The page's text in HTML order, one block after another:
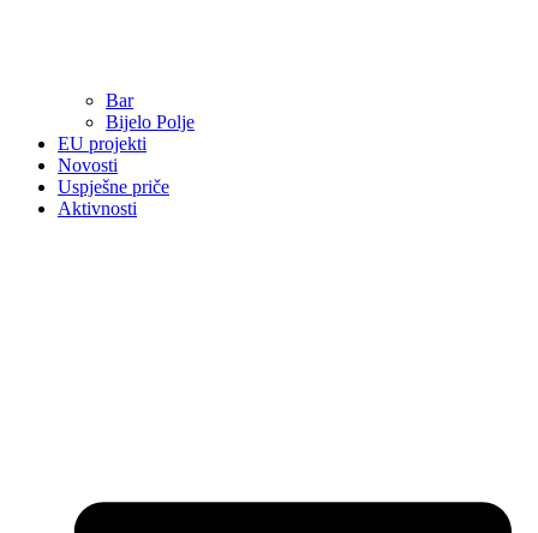
Bar
Bijelo Polje
EU projekti
Novosti
Uspješne priče
Aktivnosti